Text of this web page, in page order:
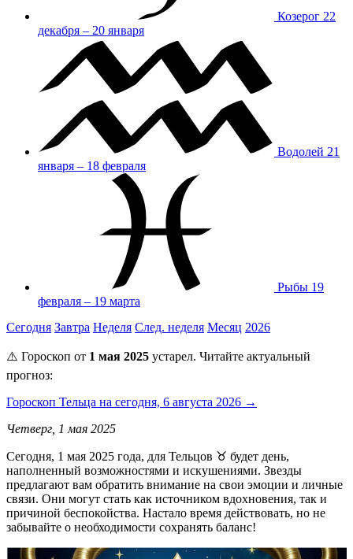
Козерог 22
декабря – 20 января
Водолей 21
января – 18 февраля
Рыбы 19
февраля – 19 марта
Сегодня Завтра Неделя След. неделя Месяц 2026
⚠️ Гороскоп от 1 мая 2025 устарел. Читайте актуальный
прогноз:
Гороскоп Тельца на сегодня, 6 августа 2026 →
Четверг, 1 мая 2025
Сегодня, 1 мая 2025 года, для Тельцов ♉️ будет день,
наполненный возможностями и искушениями. Звезды
предлагают вам обратить внимание на свои эмоции и личные
связи. Они могут стать как источником вдохновения, так и
причиной беспокойства. Настало время действовать, но не
забывайте о необходимости сохранять баланс!